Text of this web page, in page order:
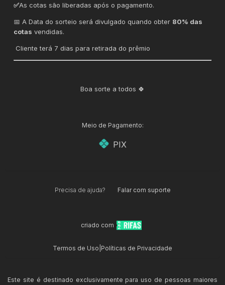
✅As cotas são liberadas após o pagamento.
📅 A Data do sorteio será divulgado quando obter 80% das
cotas vendidas.
Cliente terá 7 dias para retirada do prêmio
Boa sorte a todos 🍀
Meio de Pagamento:
PIX
Precisa de ajuda? Falar com suporte
criado com
Termos de Uso Políticas de Privacidade
Este site é destinado exclusivamente para uso de pessoas maiores